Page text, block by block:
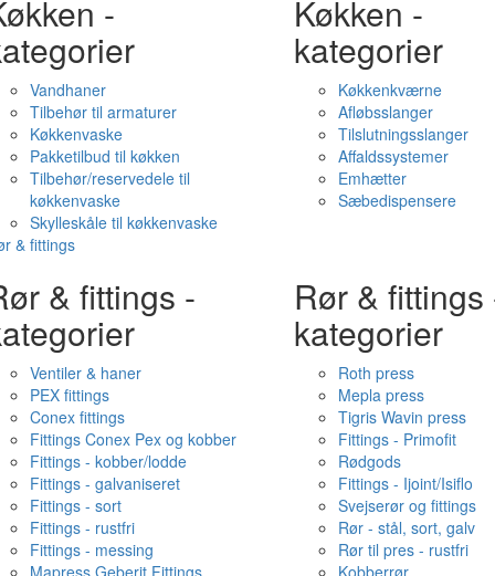
-
Vandhaner
Tilbehør til armaturer
Køkkenvaske
Pakketilbud til køkken
Tilbehør/reservedele til
køkkenvaske
Skylleskåle til køkkenvaske
Køkken -
kategorier
Køkkenkværne
Afløbsslanger
Tilslutningsslanger
Affaldssystemer
Emhætter
Sæbedispensere
& fittings
& fittings -
Ventiler & haner
PEX fittings
Conex fittings
Fittings Conex Pex og kobber
Fittings - kobber/lodde
Fittings - galvaniseret
Fittings - sort
Fittings - rustfri
Fittings - messing
Mapress Geberit Fittings
Rør & fittings
kategorier
Roth press
Mepla press
Tigris Wavin press
Fittings - Primofit
Rødgods
Fittings - Ijoint/Isiflo
Svejserør og fittings
Rør - stål, sort, galv
Rør til pres - rustfri
Kobberrør